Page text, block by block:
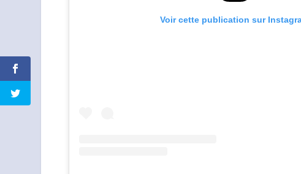
Voir cette publication sur